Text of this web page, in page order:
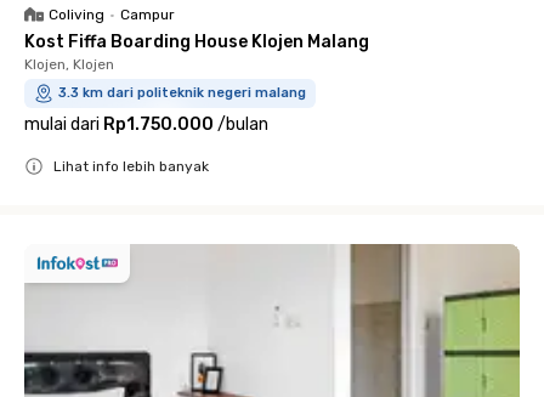
Coliving • Campur
Kost Fiffa Boarding House Klojen Malang
Klojen, Klojen
3.3 km dari politeknik negeri malang
mulai dari Rp1.750.000 /bulan
Lihat info lebih banyak